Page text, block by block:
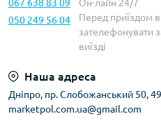
067 638 83 09
050 249 56 04
Он-лайн 24/7
Перед приїздом
зателефонувати
виїзді
Наша адреса
Дніпро, пр. Слобожанський 50,
marketpol.com.ua@gmail.com